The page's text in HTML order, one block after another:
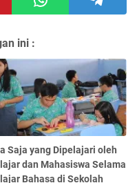
ini :
Saja yang Dipelajari oleh
dan Mahasiswa Selama
Bahasa di Sekolah